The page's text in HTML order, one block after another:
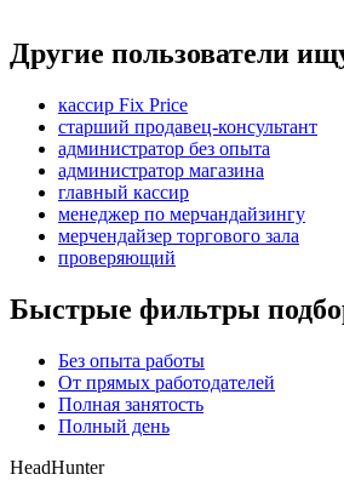
Другие пользователи
кассир Fix Price
старший продавец-консультант
администратор без опыта
администратор магазина
главный кассир
менеджер по мерчандайзингу
мерчендайзер торгового зала
проверяющий
Быстрые фильтры
Без опыта работы
От прямых работодателей
Полная занятость
Полный день
HeadHunter